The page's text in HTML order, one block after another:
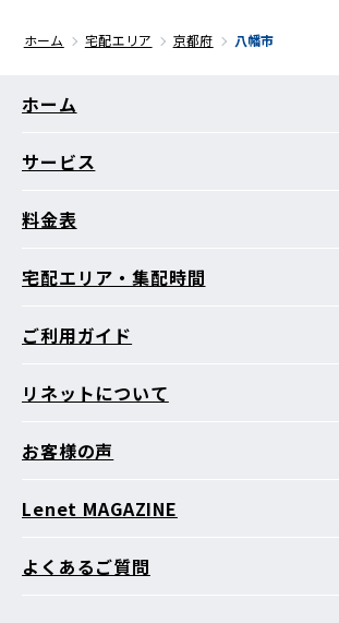
ホーム 宅配エリア 京都府 八幡市
ホーム
サービス
料金表
宅配エリア・集配時間
ご利用ガイド
リネットについて
お客様の声
Lenet MAGAZINE
よくあるご質問